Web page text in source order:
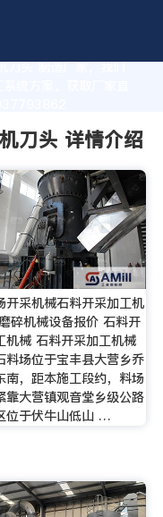
刀头 制造厂家，我们
统方案。获取厂家直
刀头 详情介绍
开采机械石料开采加工机
碎机械设备报价 石料开
机械 石料开采加工机械
料场位于宝丰县大营乡乔
南，距本施工段约，料场
靠大营镇观音堂乡级公路
位于伏牛山低山 …